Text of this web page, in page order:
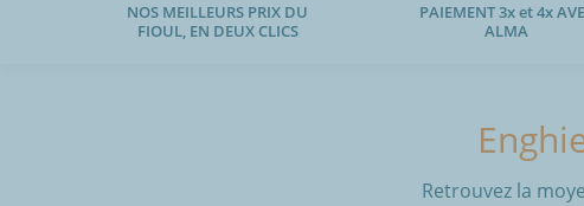
NOS MEILLEURS PRIX DU
FIOUL, EN DEUX CLICS
PAIEMENT 3x et 4x
ALMA
Retrouvez la